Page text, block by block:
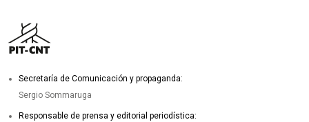
Secretaría de Comunicación y propaganda:
Sergio Sommaruga
Responsable de prensa y editorial periodística: